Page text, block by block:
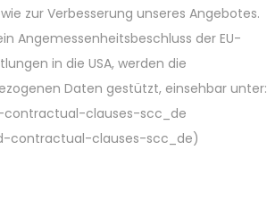
zur Verbesserung unseres Angebotes.
Angemessenheitsbeschluss der EU-
in die USA, werden die
Daten gestützt, einsehbar unter:
clauses-scc_de
contractual-clauses-scc_de)